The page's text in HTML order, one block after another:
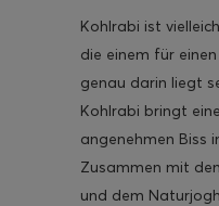
Kohlrabi ist
die einem für
genau darin liegt
Kohlrabi bringt
angenehmen Biss
Zusammen mit
und dem